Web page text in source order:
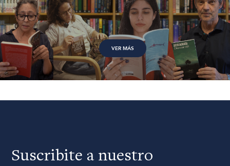
VER MÁS
Suscribite a nuestro